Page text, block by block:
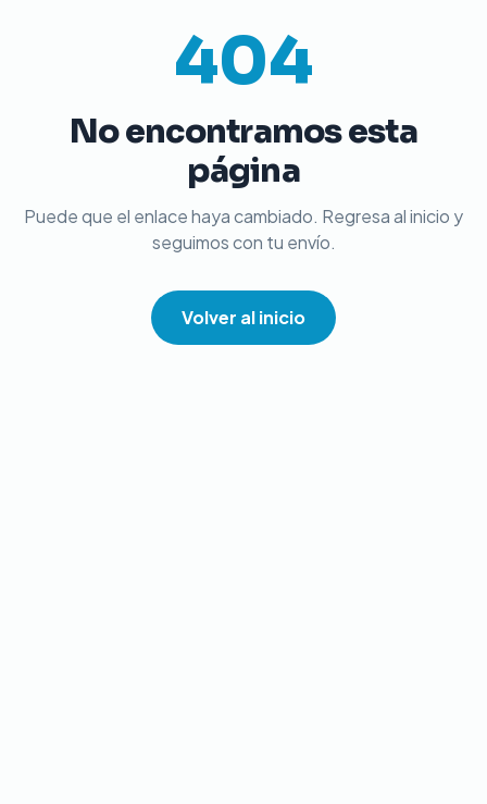
404
No encontramos esta
página
Puede que el enlace haya cambiado. Regresa al inicio y
seguimos con tu envío.
Volver al inicio